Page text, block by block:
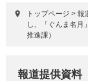
トップページ > 報
し、「ぐんま名月
推進課）
報道提供資料